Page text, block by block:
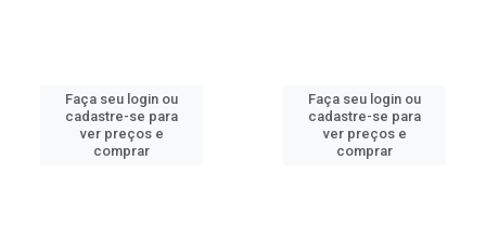
Faça seu login ou
cadastre-se para
ver preços e
comprar
Faça seu login ou
cadastre-se para
ver preços e
comprar